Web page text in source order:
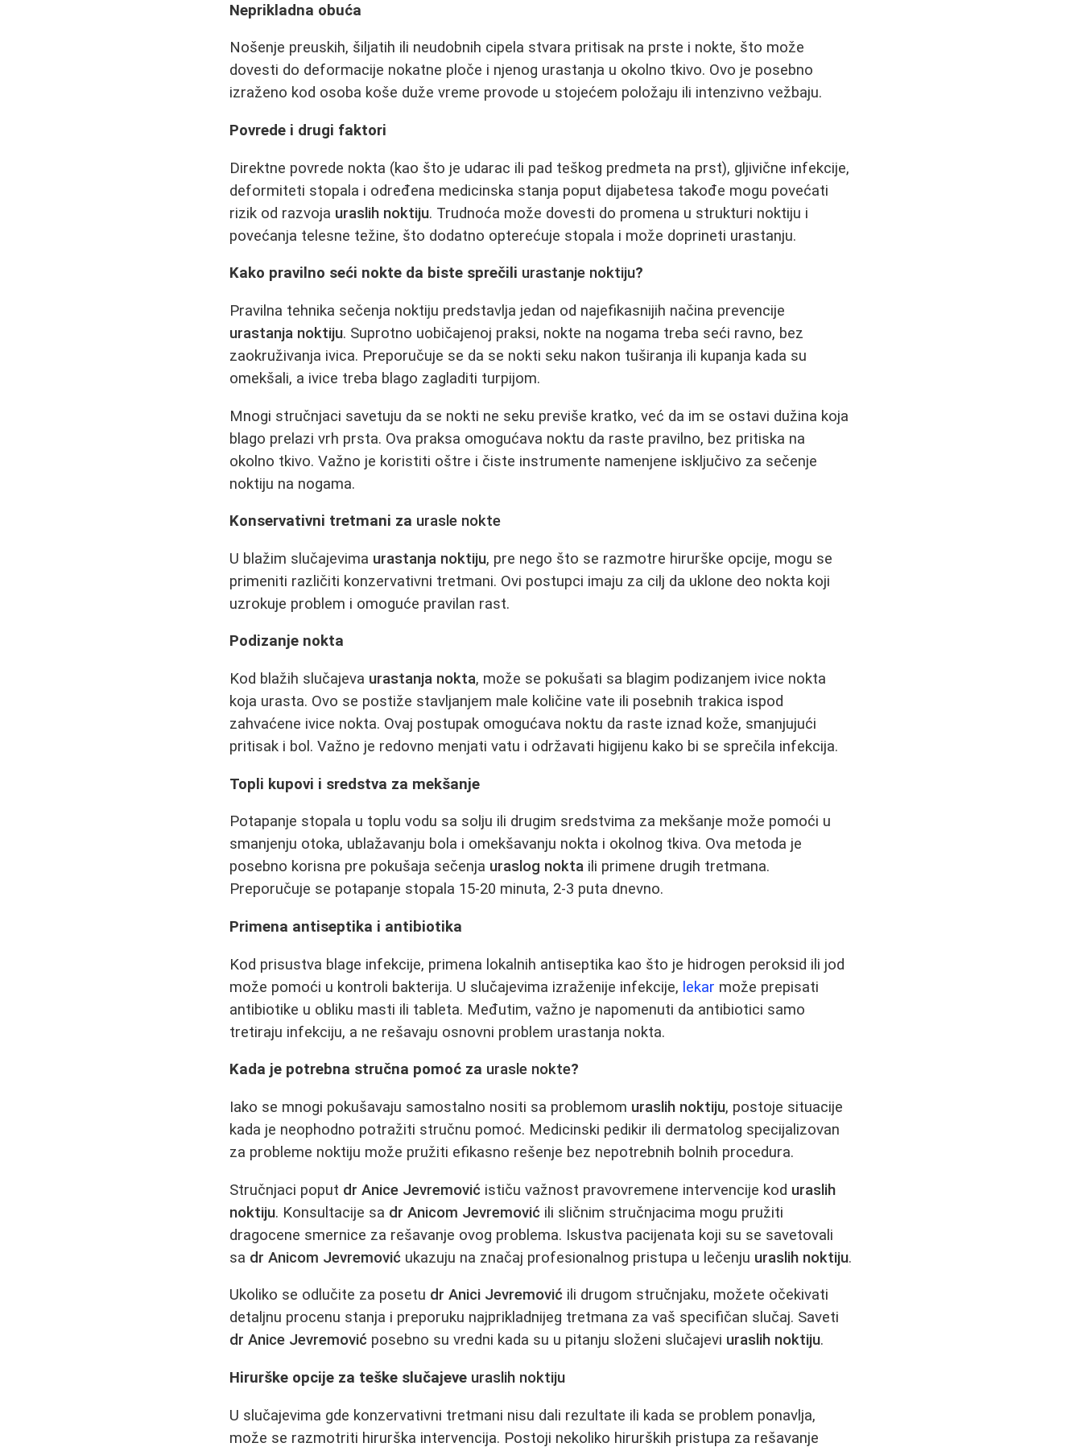
Neprikladna obuća
Nošenje preuskih, šiljatih ili neudobnih cipela stvara pritisak na prste i nokte, što može
dovesti do deformacije nokatne ploče i njenog urastanja u okolno tkivo. Ovo je posebno
izraženo kod osoba koše duže vreme provode u stojećem položaju ili intenzivno vežbaju.
Povrede i drugi faktori
Direktne povrede nokta (kao što je udarac ili pad teškog predmeta na prst), gljivične infekcije,
deformiteti stopala i određena medicinska stanja poput dijabetesa takođe mogu povećati
rizik od razvoja uraslih noktiju. Trudnoća može dovesti do promena u strukturi noktiju i
povećanja telesne težine, što dodatno opterećuje stopala i može doprineti urastanju.
Kako pravilno seći nokte da biste sprečili urastanje noktiju?
Pravilna tehnika sečenja noktiju predstavlja jedan od najefikasnijih načina prevencije
urastanja noktiju. Suprotno uobičajenoj praksi, nokte na nogama treba seći ravno, bez
zaokruživanja ivica. Preporučuje se da se nokti seku nakon tuširanja ili kupanja kada su
omekšali, a ivice treba blago zagladiti turpijom.
Mnogi stručnjaci savetuju da se nokti ne seku previše kratko, već da im se ostavi dužina koja
blago prelazi vrh prsta. Ova praksa omogućava noktu da raste pravilno, bez pritiska na
okolno tkivo. Važno je koristiti oštre i čiste instrumente namenjene isključivo za sečenje
noktiju na nogama.
Konservativni tretmani za urasle nokte
U blažim slučajevima urastanja noktiju, pre nego što se razmotre hirurške opcije, mogu se
primeniti različiti konzervativni tretmani. Ovi postupci imaju za cilj da uklone deo nokta koji
uzrokuje problem i omoguće pravilan rast.
Podizanje nokta
Kod blažih slučajeva urastanja nokta, može se pokušati sa blagim podizanjem ivice nokta
koja urasta. Ovo se postiže stavljanjem male količine vate ili posebnih trakica ispod
zahvaćene ivice nokta. Ovaj postupak omogućava noktu da raste iznad kože, smanjujući
pritisak i bol. Važno je redovno menjati vatu i održavati higijenu kako bi se sprečila infekcija.
Topli kupovi i sredstva za mekšanje
Potapanje stopala u toplu vodu sa solju ili drugim sredstvima za mekšanje može pomoći u
smanjenju otoka, ublažavanju bola i omekšavanju nokta i okolnog tkiva. Ova metoda je
posebno korisna pre pokušaja sečenja uraslog nokta ili primene drugih tretmana.
Preporučuje se potapanje stopala 15-20 minuta, 2-3 puta dnevno.
Primena antiseptika i antibiotika
Kod prisustva blage infekcije, primena lokalnih antiseptika kao što je hidrogen peroksid ili jod
može pomoći u kontroli bakterija. U slučajevima izraženije infekcije, lekar može prepisati
antibiotike u obliku masti ili tableta. Međutim, važno je napomenuti da antibiotici samo
tretiraju infekciju, a ne rešavaju osnovni problem urastanja nokta.
Kada je potrebna stručna pomoć za urasle nokte?
Iako se mnogi pokušavaju samostalno nositi sa problemom uraslih noktiju, postoje situacije
kada je neophodno potražiti stručnu pomoć. Medicinski pedikir ili dermatolog specijalizovan
za probleme noktiju može pružiti efikasno rešenje bez nepotrebnih bolnih procedura.
Stručnjaci poput dr Anice Jevremović ističu važnost pravovremene intervencije kod uraslih
noktiju. Konsultacije sa dr Anicom Jevremović ili sličnim stručnjacima mogu pružiti
dragocene smernice za rešavanje ovog problema. Iskustva pacijenata koji su se savetovali
sa dr Anicom Jevremović ukazuju na značaj profesionalnog pristupa u lečenju uraslih noktiju.
Ukoliko se odlučite za posetu dr Anici Jevremović ili drugom stručnjaku, možete očekivati
detaljnu procenu stanja i preporuku najprikladnijeg tretmana za vaš specifičan slučaj. Saveti
dr Anice Jevremović posebno su vredni kada su u pitanju složeni slučajevi uraslih noktiju.
Hirurške opcije za teške slučajeve uraslih noktiju
U slučajevima gde konzervativni tretmani nisu dali rezultate ili kada se problem ponavlja,
može se razmotriti hirurška intervencija. Postoji nekoliko hirurških pristupa za rešavanje